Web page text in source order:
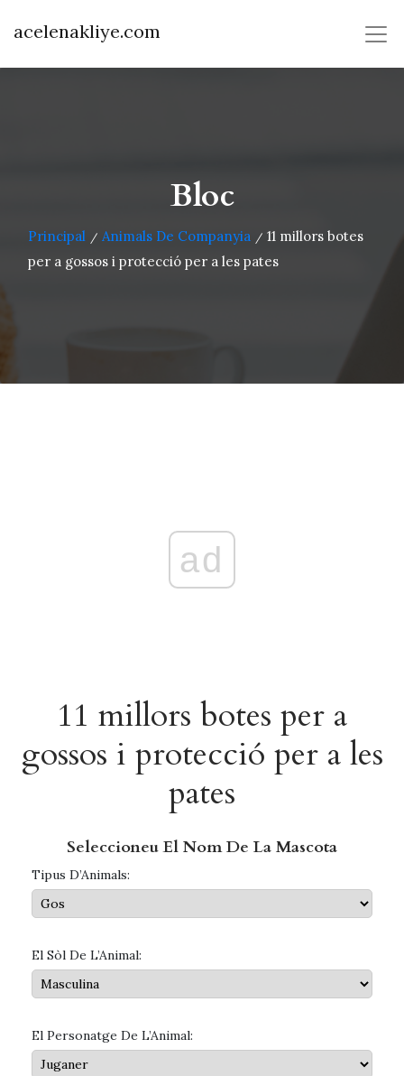
acelenakliye.com
Bloc
Principal / Animals De Companyia / 11 millors botes
per a gossos i protecció per a les pates
ad
11 millors botes per a
gossos i protecció per a les
pates
Seleccioneu El Nom De La Mascota
Tipus D’Animals:
El Sòl De L’Animal:
El Personatge De L’Animal: